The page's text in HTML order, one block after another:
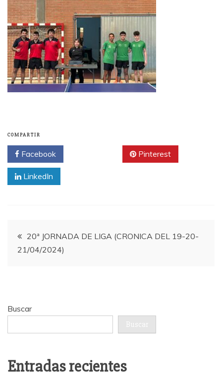
COMPARTIR
Facebook Pinterest
LinkedIn
Navegación
de
20ª JORNADA DE LIGA (CRONICA DEL 19-20-
21/04/2024)
Buscar
Buscar
Entradas recientes